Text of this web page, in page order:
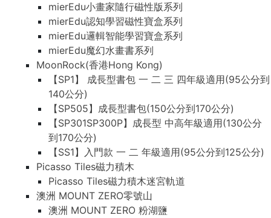
mierEdu小畫家隨行磁性版系列
mierEdu認知學習磁性寶盒系列
mierEdu邏輯智能學習寶盒系列
mierEdu魔幻水畫書系列
MoonRock(香港Hong Kong)
【SP1】 成長型書包 一 二 三 四年級適用(95公分到
140公分)
【SP505】成長型書包(150公分到170公分)
【SP301SP300P】成長型 中高年級適用(130公分
到170公分)
【SS1】入門款 一 二 年級適用(95公分到125公分)
Picasso Tiles磁力積木
Picasso Tiles磁力積木迷宮軌道
澳洲 MOUNT ZERO零號山
澳洲 MOUNT ZERO 粉湖鹽